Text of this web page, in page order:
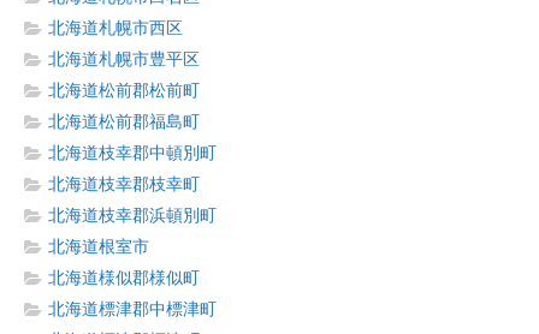
北海道札幌市西区
北海道札幌市豊平区
北海道松前郡松前町
北海道松前郡福島町
北海道枝幸郡中頓別町
北海道枝幸郡枝幸町
北海道枝幸郡浜頓別町
北海道根室市
北海道様似郡様似町
北海道標津郡中標津町